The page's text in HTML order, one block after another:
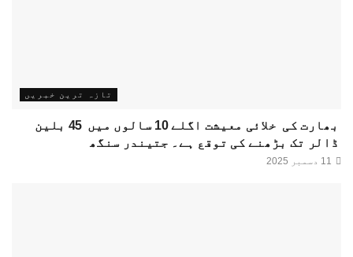
تازہ ترین خبریں
بھارت کی خلائی معیشت اگلے 10 سالوں میں 45 بلین
ڈالر تک بڑھنے کی توقع ہے۔ جتیندر سنگھ